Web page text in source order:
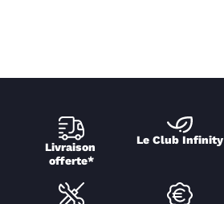
Livraison
offerte*
Le Club Infinity